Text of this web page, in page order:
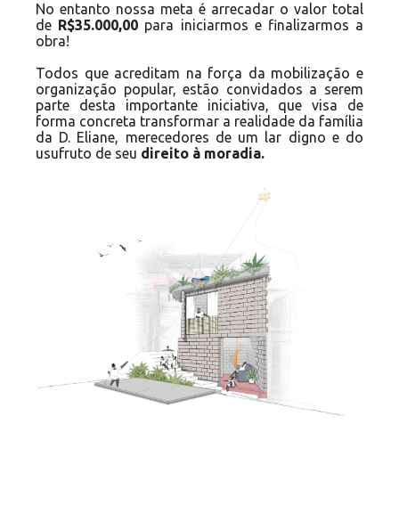
No entanto nossa meta é arrecadar o valor total
de R$35.000,00 para iniciarmos e finalizarmos a
obra!
Todos que acreditam na força da mobilização e
organização popular, estão convidados a serem
parte desta importante iniciativa, que visa de
forma concreta transformar a realidade da família
da D. Eliane, merecedores de um lar digno e do
usufruto de seu direito à moradia.